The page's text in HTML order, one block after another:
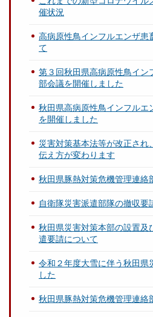
催状況
高病原性鳥インフルエンザ患
て
第３回秋田県高病原性鳥イン
部会議を開催しました
秋田県高病原性鳥インフルエ
を開催しました
災害対策基本法等が改正さ
伝え方が変わります
秋田県豚熱対策危機管理連絡
自衛隊災害派遣部隊の撤収要
秋田県災害対策本部の設置及
遣要請について
令和２年度大雪に伴う秋田県
した
秋田県豚熱対策危機管理連絡